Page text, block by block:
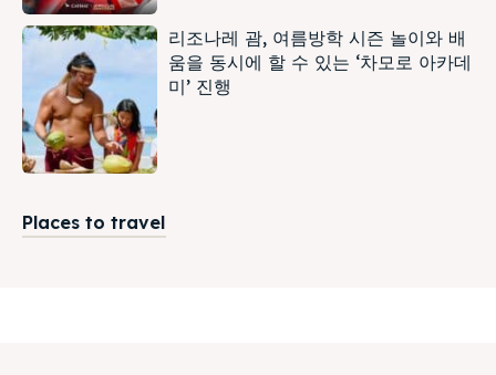
리조나레 괌, 여름방학 시즌 놀이와 배
움을 동시에 할 수 있는 ‘차모로 아카데
미’ 진행
Places to travel